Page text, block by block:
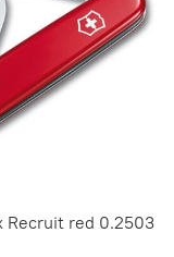
red 0.2503